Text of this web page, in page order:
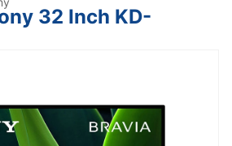
32 Inch KD-